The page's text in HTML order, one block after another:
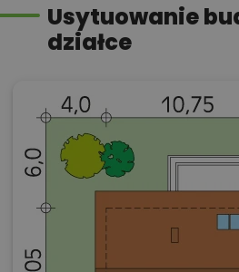
Usytuowanie
działce